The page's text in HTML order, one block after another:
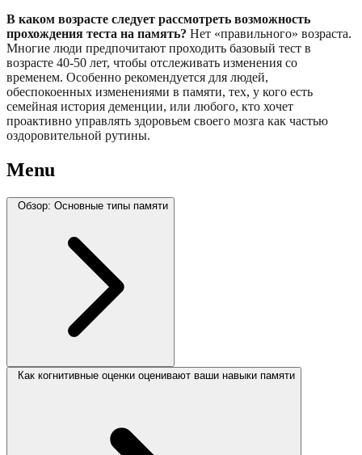
В каком возрасте следует рассмотреть возможность
прохождения теста на память? Нет «правильного» возраста.
Многие люди предпочитают проходить базовый тест в
возрасте 40-50 лет, чтобы отслеживать изменения со
временем. Особенно рекомендуется для людей,
обеспокоенных изменениями в памяти, тех, у кого есть
семейная история деменции, или любого, кто хочет
проактивно управлять здоровьем своего мозга как частью
оздоровительной рутины.
Menu
Обзор: Основные типы памяти
Как когнитивные оценки оценивают ваши навыки памяти